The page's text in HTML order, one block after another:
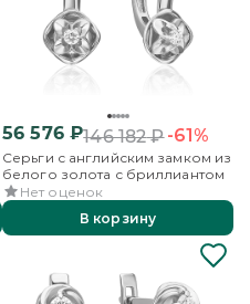
56 576₽146 182₽-61%
Серьги с английским замком из
белого золота с бриллиантом
Нет оценок
В корзину